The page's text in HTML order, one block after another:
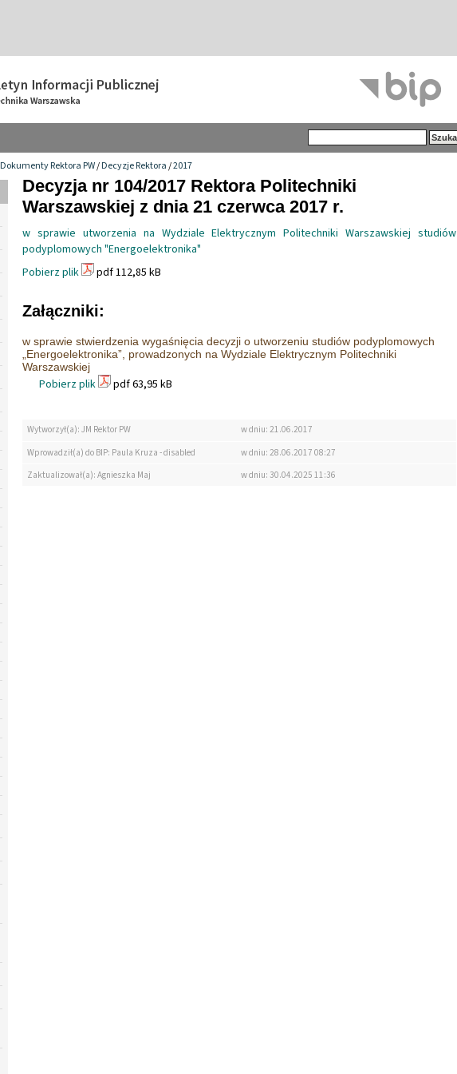
Dokumenty Rektora PW/Decyzje Rektora/2017
Decyzja nr 104/2017 Rektora Politechniki
Warszawskiej z dnia 21 czerwca 2017 r.
w sprawie utworzenia na Wydziale Elektrycznym Politechniki Warszawskiej studiów
podyplomowych "Energoelektronika"
Pobierz plik
pdf 112,85 kB
Załączniki:
w sprawie stwierdzenia wygaśnięcia decyzji o utworzeniu studiów podyplomowych
„Energoelektronika”, prowadzonych na Wydziale Elektrycznym Politechniki
Warszawskiej
Pobierz plik pdf 63,95 kB
Wytworzył(a): JM Rektor PW
w dniu: 21.06.2017
Wprowadził(a) do BIP: Paula Kruza - disabled
w dniu: 28.06.2017 08:27
Zaktualizował(a): Agnieszka Maj
w dniu: 30.04.2025 11:36